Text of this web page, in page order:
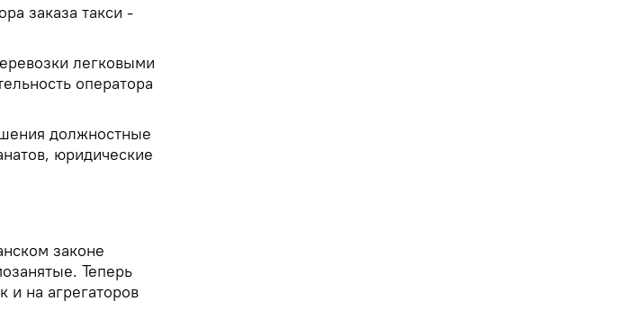
заказа такси -
легковыми
оператора
должностные
юридические
законе
Теперь
и на агрегаторов